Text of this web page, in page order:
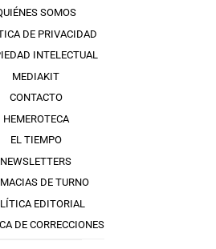
SOMOS
DE PRIVACIDAD
INTELECTUAL
MEDIAKIT
CONTACTO
HEMEROTECA
EL TIEMPO
NEWSLETTERS
DE TURNO
EDITORIAL
DE CORRECCIONES